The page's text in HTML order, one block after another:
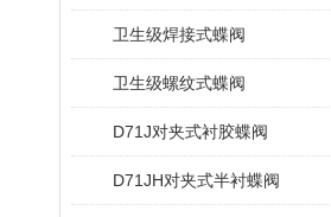
卫生级焊接式蝶阀
卫生级螺纹式蝶阀
D71J对夹式衬胶蝶阀
D71JH对夹式半衬蝶阀